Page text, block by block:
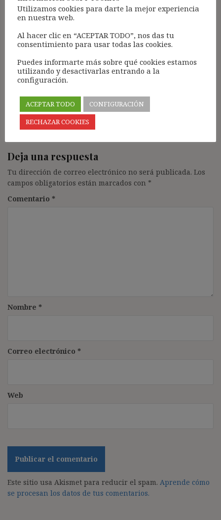
Estoy totalmente de acuerdo contigo, Ignasi. Lo has
algunas sentencias de TSJ, como la que citas,
nuestros tribunales parecen llevarse por la
inercia. La doctrina sentada por el Tribunal
Supremo en 1990 sigue teniendo mucho peso.
Muchas gracias
Deja una respuesta
Tu dirección de correo electrónico no será publicada. Los
campos obligatorios están marcados con *
Comentario *
Nombre *
Correo electrónico *
Web
Este sitio usa Akismet para reducir el spam. Aprende cómo
se procesan los datos de tus comentarios.
Utilizamos cookies para darte la mejor experiencia
en nuestra web.
Al hacer clic en “ACEPTAR TODO”, nos das tu
consentimiento para usar todas las cookies.
Puedes informarte más sobre qué cookies estamos
utilizando y desactivarlas entrando a la
configuración.
ACEPTAR TODO
CONFIGURACIÓN
RECHAZAR COOKIES